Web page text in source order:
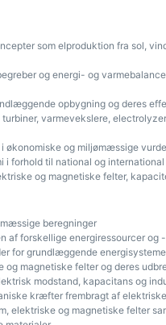
som elproduktion fra sol,
og energi- og
opbygning og deres
varmevekslere,
økonomiske og miljømæssige
i forhold til national og
og magnetiske felter,
beregninger
af forskellige energiressourcer og
for grundlæggende
magnetiske felter og deres
modstand, kapacitans og
kræfter frembragt af
elektriske og magnetiske felter